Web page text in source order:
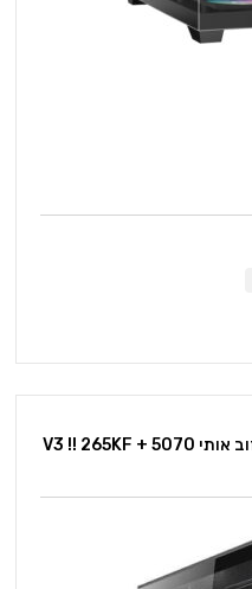
מחשב גיימינג – אני רוצה אינטל עזוב אותי V3 !! 265KF + 5070